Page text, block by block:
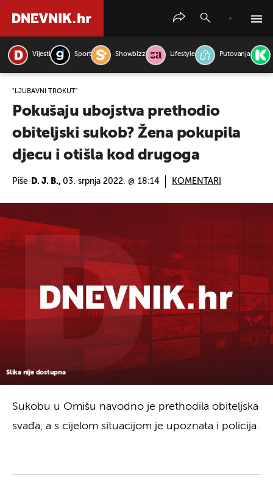
Vijesti Sport Showbizz Lifestyle Putovanja
"LJUBAVNI TROKUT"
Pokušaju ubojstva prethodio
obiteljski sukob? Žena pokupila
djecu i otišla kod drugoga
Piše D. J. B., 03. srpnja 2022. @ 18:14 KOMENTARI
Slika nije dostupna
Sukobu u Omišu navodno je prethodila obiteljska
svađa, a s cijelom situacijom je upoznata i policija.
PRETRAŽITE VIJESTI